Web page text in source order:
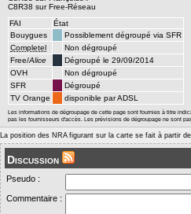
C8R38 sur Free-Réseau
FAI
État
Bouygues
Possiblement dégroupé via SFR
Completel
Non dégroupé
Free/Alice
Dégroupé le 29/09/2014
OVH
Non dégroupé
SFR
Dégroupé
TV Orange
disponible par ADSL
Les informations de dégroupage de cette page sont fournies à titre
pas les fournisseurs d'accès. Les prévisions de dégroupage ne sont
La position des NRA figurant sur la carte se fait à partir
Discussion
Pseudo :
Commentaire :